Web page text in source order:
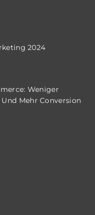
2024
Weniger
Mehr Conversion